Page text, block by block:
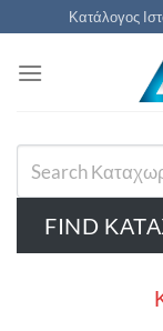
Μετάβαση
στο
περιεχόμενο
Κατάλογος